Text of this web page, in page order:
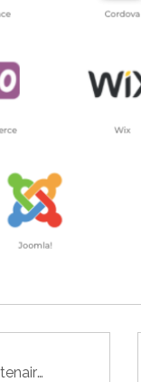
Eldorado devient partenaire de Station F et Alan fait confiance à Manners pour développer son équipe